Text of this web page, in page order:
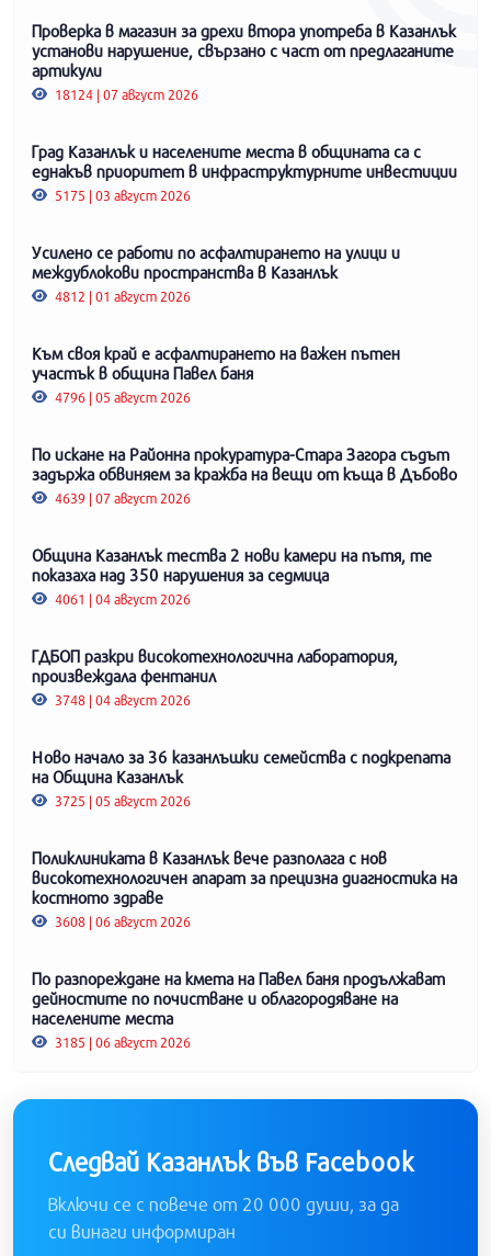
Проверка в магазин за дрехи втора употреба в Казанлък
установи нарушение, свързано с част от предлаганите
артикули
18124 | 07 август 2026
Град Казанлък и населените места в общината са с
еднакъв приоритет в инфраструктурните инвестиции
5175 | 03 август 2026
Усилено се работи по асфалтирането на улици и
междублокови пространства в Казанлък
4812 | 01 август 2026
Към своя край е асфалтирането на важен пътен
участък в община Павел баня
4796 | 05 август 2026
По искане на Районна прокуратура-Стара Загора съдът
задържа обвиняем за кражба на вещи от къща в Дъбово
4639 | 07 август 2026
Община Казанлък тества 2 нови камери на пътя, те
показаха над 350 нарушения за седмица
4061 | 04 август 2026
ГДБОП разкри високотехнологична лаборатория,
произвеждала фентанил
3748 | 04 август 2026
Ново начало за 36 казанлъшки семейства с подкрепата
на Община Казанлък
3725 | 05 август 2026
Поликлиниката в Казанлък вече разполага с нов
високотехнологичен апарат за прецизна диагностика на
костното здраве
3608 | 06 август 2026
По разпореждане на кмета на Павел баня продължават
дейностите по почистване и облагородяване на
населените места
3185 | 06 август 2026
Следвай Казанлък във Facebook
Включи се с повече от 20 000 души, за да
си винаги информиран